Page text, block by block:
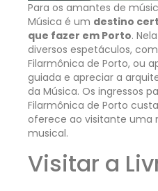
Para os amantes de
Música é um destino
que fazer em Porto.
diversos espetáculos,
Filarmônica de Porto, ou
guiada e apreciar a
da Música. Os ingressos
Filarmônica de Porto
oferece ao visitante uma
musical.
Visitar a